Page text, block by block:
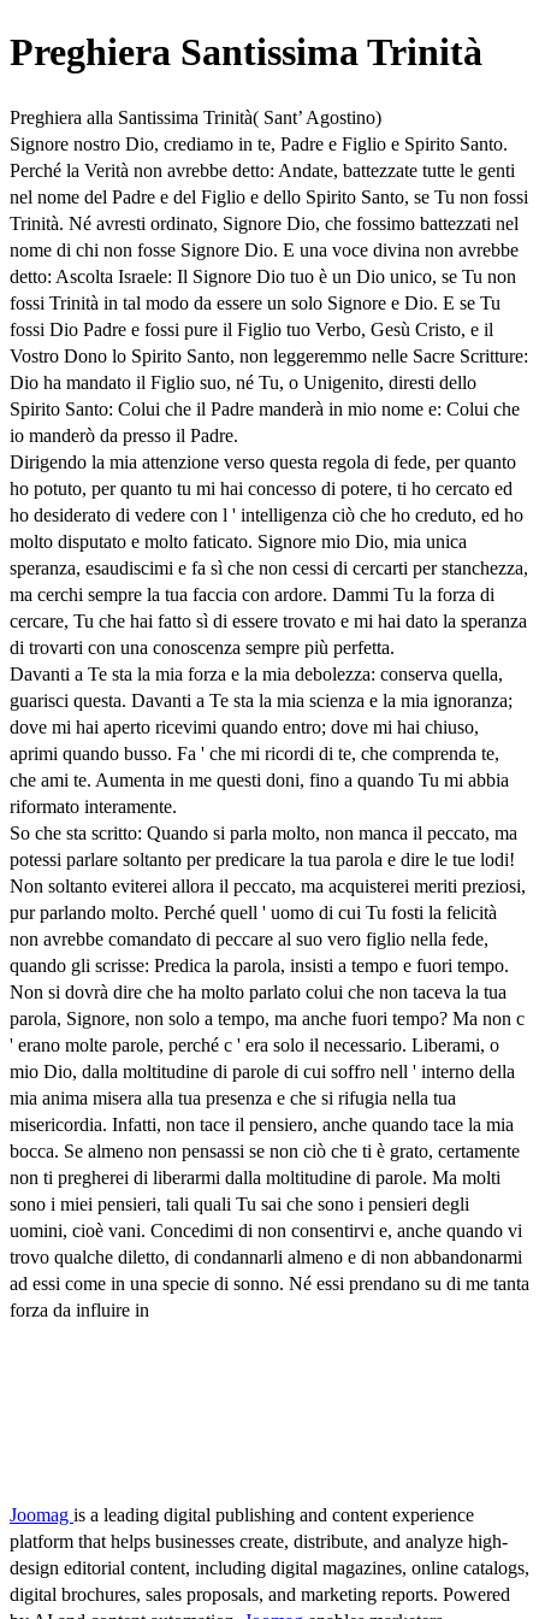
Preghiera Santissima Trinità
Preghiera alla Santissima Trinità( Sant’ Agostino)
Signore nostro Dio, crediamo in te, Padre e Figlio e Spirito Santo.
Perché la Verità non avrebbe detto: Andate, battezzate tutte le genti
nel nome del Padre e del Figlio e dello Spirito Santo, se Tu non fossi
Trinità. Né avresti ordinato, Signore Dio, che fossimo battezzati nel
nome di chi non fosse Signore Dio. E una voce divina non avrebbe
detto: Ascolta Israele: Il Signore Dio tuo è un Dio unico, se Tu non
fossi Trinità in tal modo da essere un solo Signore e Dio. E se Tu
fossi Dio Padre e fossi pure il Figlio tuo Verbo, Gesù Cristo, e il
Vostro Dono lo Spirito Santo, non leggeremmo nelle Sacre Scritture:
Dio ha mandato il Figlio suo, né Tu, o Unigenito, diresti dello
Spirito Santo: Colui che il Padre manderà in mio nome e: Colui che
io manderò da presso il Padre.
Dirigendo la mia attenzione verso questa regola di fede, per quanto
ho potuto, per quanto tu mi hai concesso di potere, ti ho cercato ed
ho desiderato di vedere con l ' intelligenza ciò che ho creduto, ed ho
molto disputato e molto faticato. Signore mio Dio, mia unica
speranza, esaudiscimi e fa sì che non cessi di cercarti per stanchezza,
ma cerchi sempre la tua faccia con ardore. Dammi Tu la forza di
cercare, Tu che hai fatto sì di essere trovato e mi hai dato la speranza
di trovarti con una conoscenza sempre più perfetta.
Davanti a Te sta la mia forza e la mia debolezza: conserva quella,
guarisci questa. Davanti a Te sta la mia scienza e la mia ignoranza;
dove mi hai aperto ricevimi quando entro; dove mi hai chiuso,
aprimi quando busso. Fa ' che mi ricordi di te, che comprenda te,
che ami te. Aumenta in me questi doni, fino a quando Tu mi abbia
riformato interamente.
So che sta scritto: Quando si parla molto, non manca il peccato, ma
potessi parlare soltanto per predicare la tua parola e dire le tue lodi!
Non soltanto eviterei allora il peccato, ma acquisterei meriti preziosi,
pur parlando molto. Perché quell ' uomo di cui Tu fosti la felicità
non avrebbe comandato di peccare al suo vero figlio nella fede,
quando gli scrisse: Predica la parola, insisti a tempo e fuori tempo.
Non si dovrà dire che ha molto parlato colui che non taceva la tua
parola, Signore, non solo a tempo, ma anche fuori tempo? Ma non c
' erano molte parole, perché c ' era solo il necessario. Liberami, o
mio Dio, dalla moltitudine di parole di cui soffro nell ' interno della
mia anima misera alla tua presenza e che si rifugia nella tua
misericordia. Infatti, non tace il pensiero, anche quando tace la mia
bocca. Se almeno non pensassi se non ciò che ti è grato, certamente
non ti pregherei di liberarmi dalla moltitudine di parole. Ma molti
sono i miei pensieri, tali quali Tu sai che sono i pensieri degli
uomini, cioè vani. Concedimi di non consentirvi e, anche quando vi
trovo qualche diletto, di condannarli almeno e di non abbandonarmi
ad essi come in una specie di sonno. Né essi prendano su di me tanta
forza da influire in
Joomag is a leading digital publishing and content experience
platform that helps businesses create, distribute, and analyze high-
design editorial content, including digital magazines, online catalogs,
digital brochures, sales proposals, and marketing reports. Powered